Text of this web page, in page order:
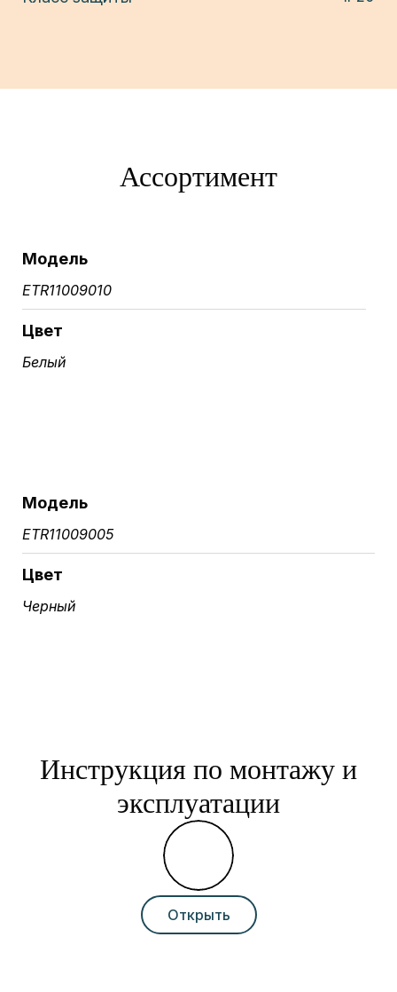
Ассортимент
Модель
ETR11009010
Цвет
Белый
Модель
ETR11009005
Цвет
Черный
Инструкция по монтажу и
эксплуатации
Открыть